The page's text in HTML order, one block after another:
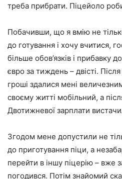
треба прибрати. Піцейоло
Побачивши, що я вмію не
до готування і хочу вчитися,
більше обов’язків і прибавку
євро за тиждень – двісті.
гроші здалися мені
своєму житті мобільний, а
Двотижневої зарплати
Згодом мене допустили не
до приготування піци, а
перейти в іншу піцерію – вже
погодився. Потім знайомий